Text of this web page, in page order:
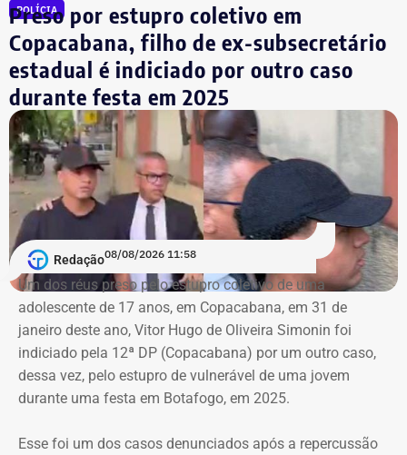
POLÍCIA
Preso por estupro coletivo em
Copacabana, filho de ex-subsecretário
estadual é indiciado por outro caso
durante festa em 2025
Redação08/08/2026 11:58
Um dos réus preso pelo estupro coletivo de uma
adolescente de 17 anos, em Copacabana, em 31 de
janeiro deste ano, Vitor Hugo de Oliveira Simonin foi
indiciado pela 12ª DP (Copacabana) por um outro caso,
dessa vez, pelo estupro de vulnerável de uma jovem
durante uma festa em Botafogo, em 2025.
Esse foi um dos casos denunciados após a repercussão